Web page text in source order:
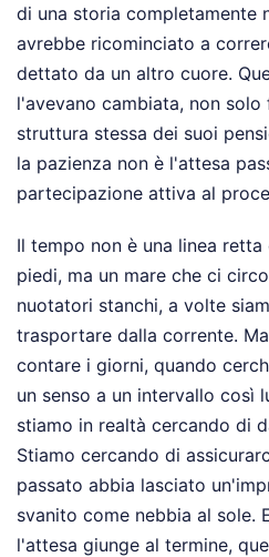
di una storia completamente
avrebbe ricominciato a
dettato da un altro cuore.
l'avevano cambiata, non solo
struttura stessa dei suoi
la pazienza non è l'attesa
partecipazione attiva al
Il tempo non è una linea
piedi, ma un mare che ci
nuotatori stanchi, a volte
trasportare dalla corrente.
contare i giorni, quando
un senso a un intervallo così
stiamo in realtà cercando di
Stiamo cercando di
passato abbia lasciato
svanito come nebbia al sole.
l'attesa giunge al termine,